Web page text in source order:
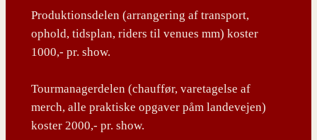
Produktionsdelen (arrangering af transport,
ophold, tidsplan, riders til venues mm) koster
1000,- pr. show.
Tourmanagerdelen (chauffør, varetagelse af
merch, alle praktiske opgaver påm landevejen)
koster 2000,- pr. show.